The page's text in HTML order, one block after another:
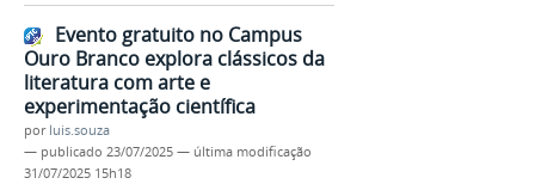
Evento gratuito no Campus
Ouro Branco explora clássicos da
literatura com arte e
experimentação científica
por luis.souza
— publicado 23/07/2025 — última modificação
31/07/2025 15h18